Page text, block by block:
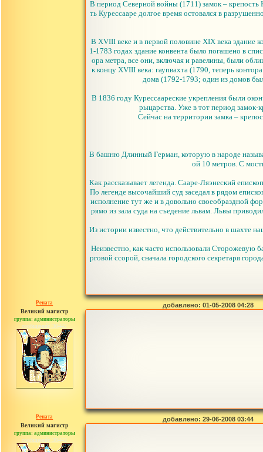
В период Северной войны (1711) замок – крепость
ть Курессааре долгое время остовался в
В XVIII веке и в первой половине XIX века здание
1-1783 годах здание конвента было погашено в
ора метра, все они, включая и равелины, были
к концу XVIII века: гаупвахта (1790, теперь
дома (1792-1793; один из домов
В 1836 году Курессаареские укрепления были
рыцарства. Уже в тот период замок-
Сейчас на территории замка –
В башню Длинный Герман, которую в народе
ой 10 метров. С
Как рассказывает легенда. Сааре-Ляэнеский
По легенде высочайший суд заседал в рядом
исполнение тут же и в довольно своеобраздной
рямо из зала суда на съедение львам. Львы
Из истории известно, что действительно в шахте
Неизвестно, как часто использовали Сторожевую
рговой ссорой, сначала городского секретаря
Рената
Великий магистр
группа: администраторы
сообщений: 30442
добавлено: 01-05-2008 04:28
Рената
Великий магистр
группа: администраторы
сообщений: 30442
добавлено: 29-06-2008 03:44